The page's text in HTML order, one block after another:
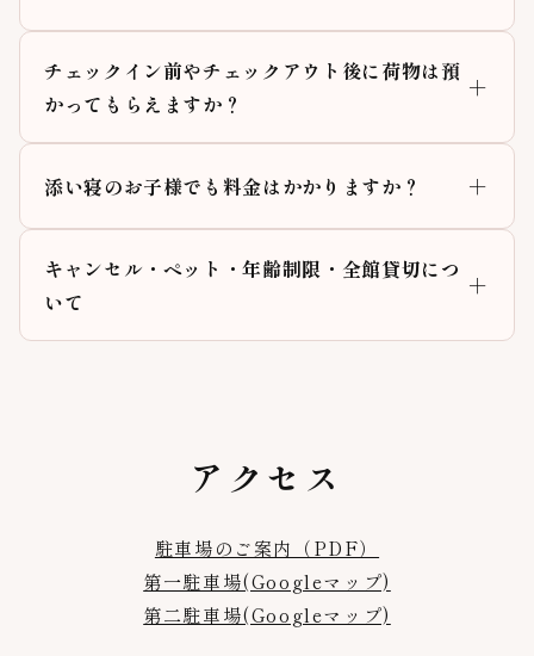
チェックイン前やチェックアウト後に荷物は預
かってもらえますか？
添い寝のお子様でも料金はかかりますか？
キャンセル・ペット・年齢制限・全館貸切につ
いて
アクセス
駐車場のご案内（PDF）
第一駐車場(Googleマップ)
第二駐車場(Googleマップ)